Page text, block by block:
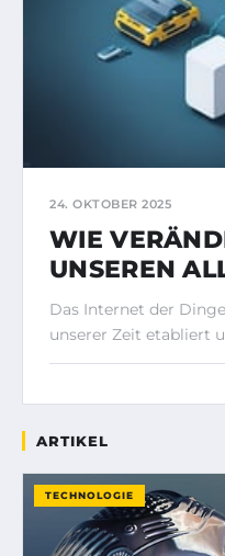
24. OKTOBER 2025
WIE
UNSEREN
Das Internet der
unserer Zeit etabliert
ARTIKEL
TECHNOLOGIE